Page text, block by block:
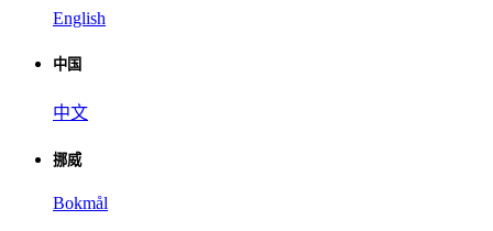
English
中国
中文
挪威
Bokmål